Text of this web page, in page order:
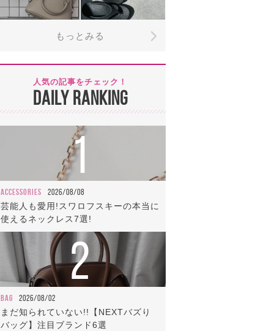
もっとみる
人気の記事をチェック！
DAILY RANKING
1
ACCESSORIES 2026/08/08
芸能人も愛用!スワロフスキーの本当に
使えるネックレス7選!
2
BAG 2026/08/02
まだ知られていない!!【NEXTバズり
バッグ】注目ブランド6選